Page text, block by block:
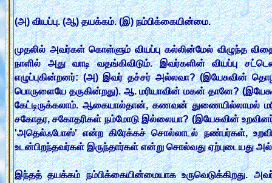
(அ) வியப்பு. (ஆ) தயக்கம். (இ) நம்பிக்கையின்மை.
முதலில் அவர்கள் கொள்ளும் வியப்பு கல்லின்மேல் விழுந்த
நாளில் அது வாடி வதங்கிவிடும். இவர்களின் வியப்பு
எழுப்புகின்றனர்: (அ) இவர் தச்சர் அல்லவா? (இயேசுவின்
பொருளையே தருகின்றது). ஆ. மரியாவின் மகன் தானே?
கேட்டிருக்கலாம். ஆகையால்தான், கணவன் துணையில்லாமல்
சகோதர, சகோதரிகள் நம்மோடு இல்லையா? (இயேசுவின்
'அதெல்ஃபோஸ்' என்ற கிரேக்கச் சொல்லாடல் நண்பர்கள்,
உடன்பிறந்தவர்கள் இருந்தார்கள் என்று சொல்வது ஏற்புடையது
இந்தத் தயக்கம் நம்பிக்கையின்மையாக உருவெடுக்கிறது.